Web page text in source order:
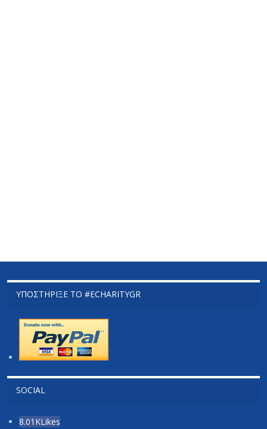
ΥΠΟΣΤΉΡΙΞΕ ΤΟ #ECHARITYGR
SOCIAL
8.01KLikes